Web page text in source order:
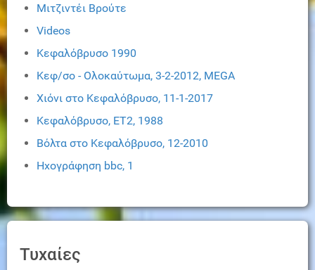
Μιτζιντέι Βρούτε
Videos
Κεφαλόβρυσο 1990
Κεφ/σο - Ολοκαύτωμα, 3-2-2012, ΜEGA
Χιόνι στο Κεφαλόβρυσο, 11-1-2017
Κεφαλόβρυσο, ΕΤ2, 1988
Βόλτα στο Κεφαλόβρυσο, 12-2010
Ηχογράφηση bbc, 1
Τυχαίες